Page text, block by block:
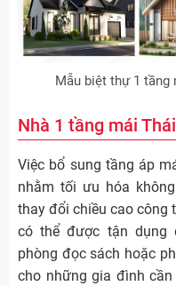
Mẫu biệt thự 1 tầng
Nhà 1 tầng mái
Việc bổ sung tầng áp
nhằm tối ưu hóa
thay đổi chiều cao công
có thể được tận dụng
phòng đọc sách hoặc
cho những gia đình